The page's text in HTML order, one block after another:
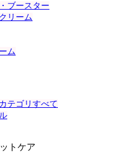
ブースター
リーム
ム
テゴリすべて
トケア